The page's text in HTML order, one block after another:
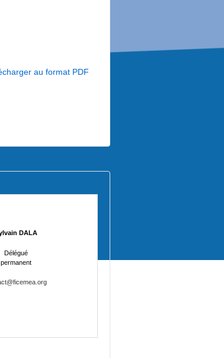
au format PDF
DALA
Délégué
permanent